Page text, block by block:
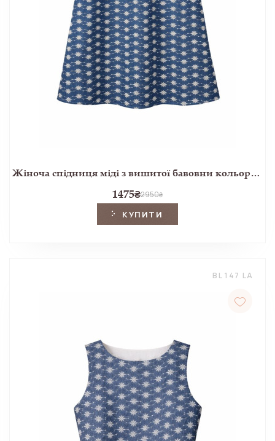
Жіноча спідниця міді з вишитої бавовни кольору блакитний денім
1475₴2950₴
КУПИТИ
BL 147 LA